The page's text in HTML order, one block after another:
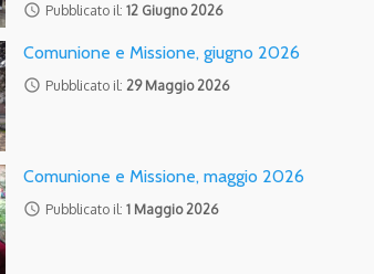
access_time Pubblicato il:12 Giugno 2026
Comunione e Missione, giugno 2026
access_time Pubblicato il: 29 Maggio 2026
Comunione e Missione, maggio 2026
access_time Pubblicato il:1 Maggio 2026